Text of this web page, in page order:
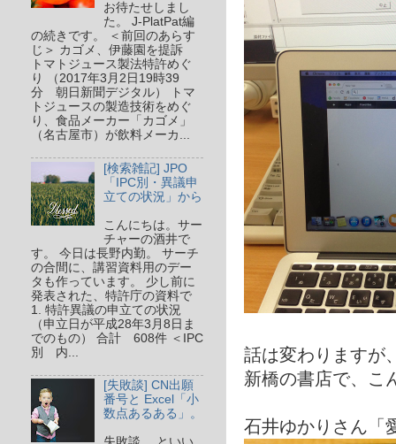
話は変わりますが
新橋の書店で、こ
石井ゆかりさん「
お待たせしまし
た。 J-PlatPat編
の続きです。 ＜前回のあらす
じ＞ カゴメ、伊藤園を提訴
トマトジュース製法特許めぐ
り （2017年3月2日19時39
分 朝日新聞デジタル） トマ
トジュースの製造技術をめぐ
り、食品メーカー「カゴメ」
（名古屋市）が飲料メーカ...
[検索雑記] JPO
「IPC別・異議申
立ての状況」から
こんにちは。サー
チャーの酒井で
す。 今日は長野内勤。 サーチ
の合間に、講習資料用のデー
タも作っています。 少し前に
発表された、特許庁の資料で
1. 特許異議の申立ての状況
（申立日が平成28年3月8日ま
でのもの） 合計 608件 ＜IPC
別 内...
[失敗談] CN出願
番号と Excel「小
数点あるある」。